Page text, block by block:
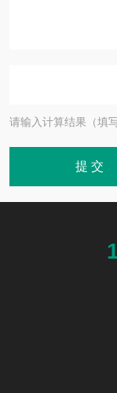
请输入计算结果（填